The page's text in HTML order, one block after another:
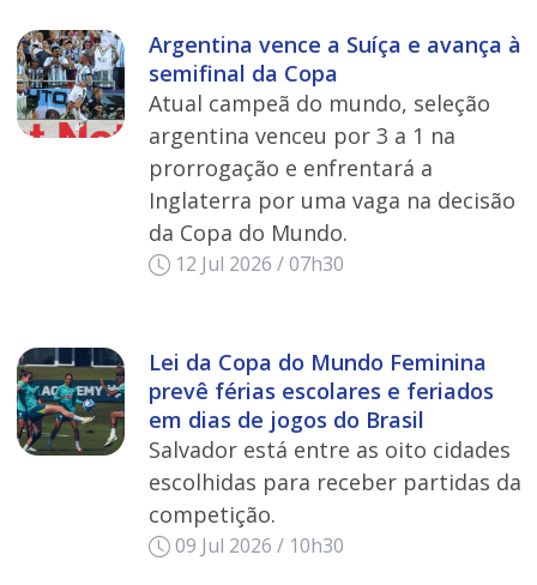
Argentina vence a Suíça e avança à
semifinal da Copa
Atual campeã do mundo, seleção
argentina venceu por 3 a 1 na
prorrogação e enfrentará a
Inglaterra por uma vaga na decisão
da Copa do Mundo.
12 Jul 2026 / 07h30
Lei da Copa do Mundo Feminina
prevê férias escolares e feriados
em dias de jogos do Brasil
Salvador está entre as oito cidades
escolhidas para receber partidas da
competição.
09 Jul 2026 / 10h30